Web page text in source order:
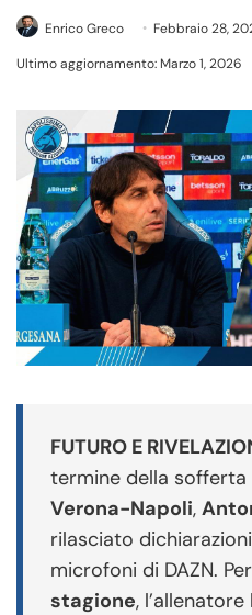
Enrico Greco
Febbraio 28,
Ultimo aggiornamento: Marzo 1, 2026
FUTURO E
termine della
Verona-Napoli,
rilasciato
microfoni di DAZN.
stagione,